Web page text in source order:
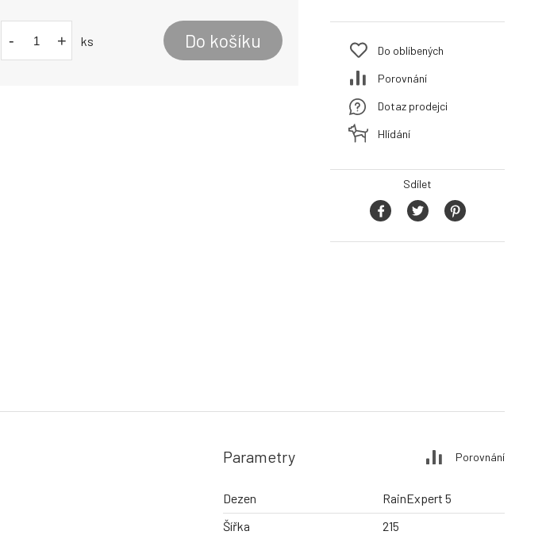
- + ks Do košíku Do oblíbených
Porovnání
Dotaz prodejci
Hlídání
Sdílet
Parametry Porovnání
Dezen
RainExpert 5
Šířka
215